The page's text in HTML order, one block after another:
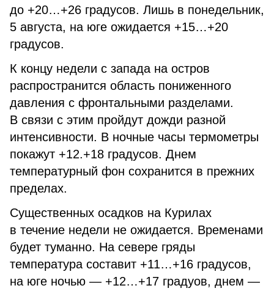
до +20…+26 градусов. Лишь в понедельник,
5 августа, на юге ожидается +15…+20
градусов.
К концу недели с запада на остров
распространится область пониженного
давления с фронтальными разделами.
В связи с этим пройдут дожди разной
интенсивности. В ночные часы термометры
покажут +12.+18 градусов. Днем
температурный фон сохранится в прежних
пределах.
Существенных осадков на Курилах
в течение недели не ожидается. Временами
будет туманно. На севере гряды
температура составит +11…+16 градусов,
на юге ночью — +12…+17 градуов, днем —